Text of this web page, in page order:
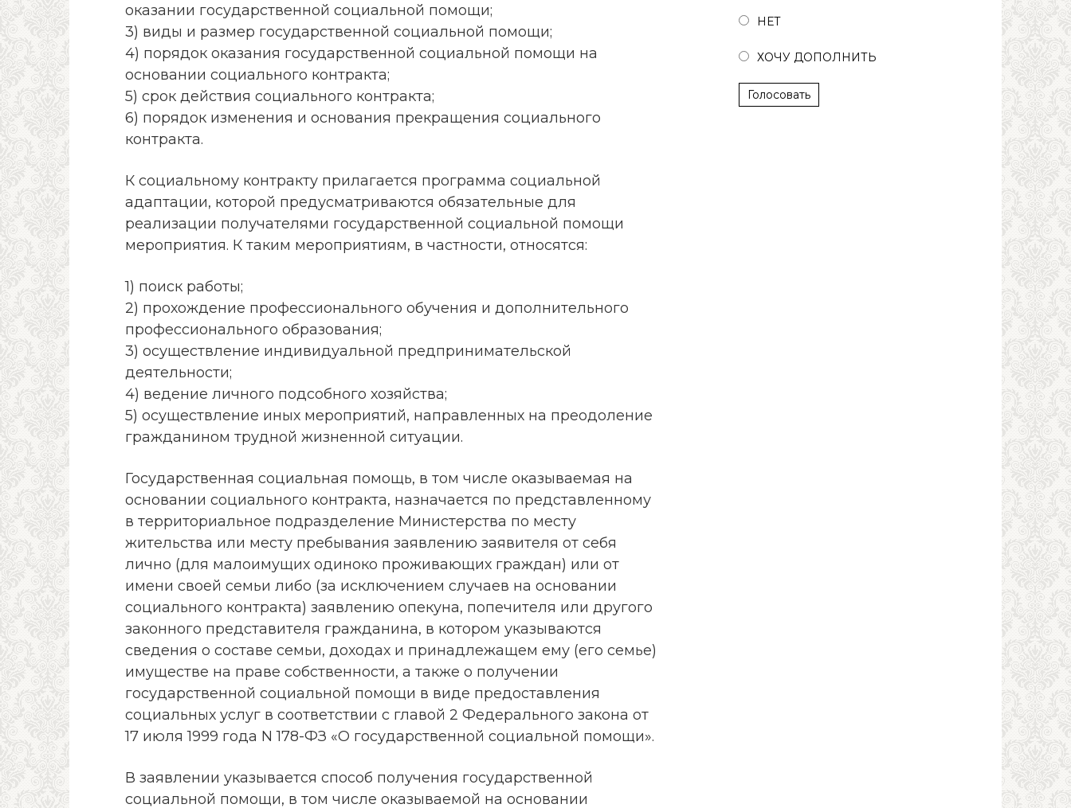
оказании государственной социальной помощи;
3) виды и размер государственной социальной помощи;
4) порядок оказания государственной социальной помощи на
основании социального контракта;
5) срок действия социального контракта;
6) порядок изменения и основания прекращения социального
контракта.
К социальному контракту прилагается программа социальной
адаптации, которой предусматриваются обязательные для
реализации получателями государственной социальной помощи
мероприятия. К таким мероприятиям, в частности, относятся:
1) поиск работы;
2) прохождение профессионального обучения и дополнительного
профессионального образования;
3) осуществление индивидуальной предпринимательской
деятельности;
4) ведение личного подсобного хозяйства;
5) осуществление иных мероприятий, направленных на преодоление
гражданином трудной жизненной ситуации.
Государственная социальная помощь, в том числе оказываемая на
основании социального контракта, назначается по представленному
в территориальное подразделение Министерства по месту
жительства или месту пребывания заявлению заявителя от себя
лично (для малоимущих одиноко проживающих граждан) или от
имени своей семьи либо (за исключением случаев на основании
социального контракта) заявлению опекуна, попечителя или другого
законного представителя гражданина, в котором указываются
сведения о составе семьи, доходах и принадлежащем ему (его семье)
имуществе на праве собственности, а также о получении
государственной социальной помощи в виде предоставления
социальных услуг в соответствии с главой 2 Федерального закона от
17 июля 1999 года N 178-ФЗ «О государственной социальной помощи».
В заявлении указывается способ получения государственной
социальной помощи, в том числе оказываемой на основании
НЕТ
ХОЧУ ДОПОЛНИТЬ
Голосовать